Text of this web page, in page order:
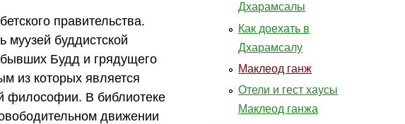
правительства.
муузей буддистской
Будд и грядущего
из которых является
философии. В библиотеке
движении
Дхарамсалы
Как доехать в
Дхарамсалу
Маклеод ганж
Отели и гест хаусы
Маклеод ганжа